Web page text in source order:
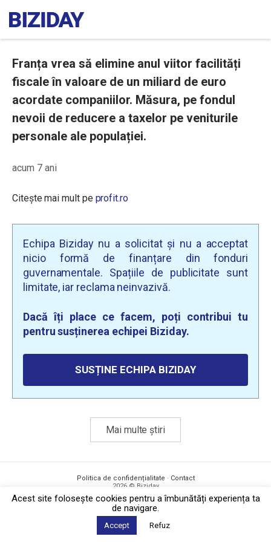
Franța vrea să elimine anul viitor facilități
fiscale în valoare de un miliard de euro
acordate companiilor. Măsura, pe fondul
nevoii de reducere a taxelor pe veniturile
personale ale populației.
acum 7 ani
Citește mai mult pe profit.ro
Echipa Biziday nu a solicitat și nu a acceptat
nicio formă de finanțare din fonduri
guvernamentale. Spațiile de publicitate sunt
limitate, iar reclama neinvazivă.
Dacă îți place ce facem, poți contribui tu
pentru susținerea echipei Biziday.
SUSȚINE ECHIPA BIZIDAY
Mai multe știri
Politica de confidențialitate · Contact
2026 © Biziday
Acest site foloseşte cookies pentru a îmbunătăți experiența ta
de navigare.
Accept Refuz